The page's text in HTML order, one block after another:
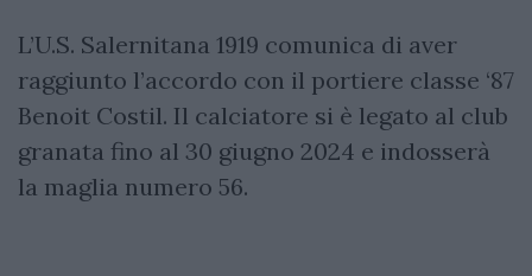
L’U.S. Salernitana 1919 comunica di aver
raggiunto l’accordo con il portiere classe ‘87
Benoit Costil. Il calciatore si è legato al club
granata fino al 30 giugno 2024 e indosserà
la maglia numero 56.